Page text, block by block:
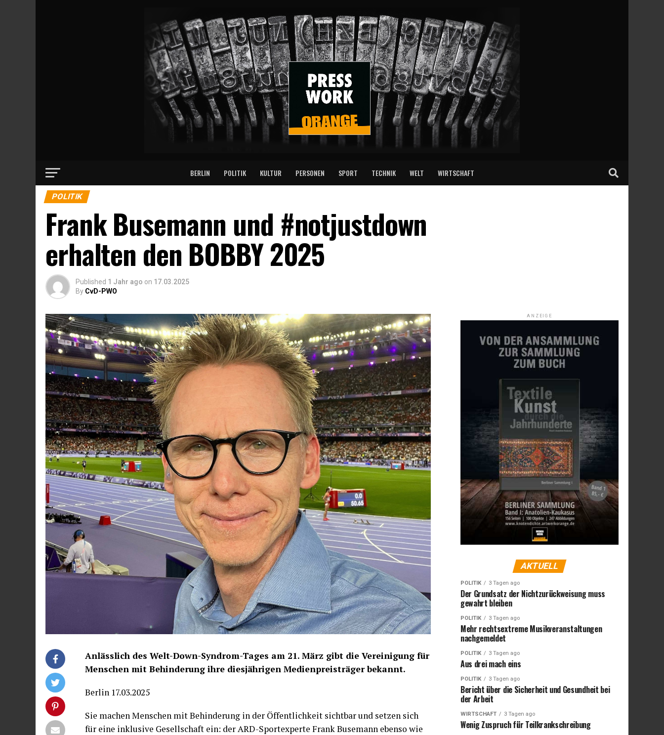
BERLIN POLITIK KULTUR PERSONEN SPORT TECHNIK WELT WIRTSCHAFT
POLITIK
Frank Busemann und #notjustdown
erhalten den BOBBY 2025
Published 1 Jahr ago on 17.03.2025
By CvD-PWO
Anlässlich des Welt-Down-Syndrom-Tages am 21. März gibt die Vereinigung für
Menschen mit Behinderung ihre diesjährigen Medienpreisträger bekannt.
Berlin 17.03.2025
Sie machen Menschen mit Behinderung in der Öffentlichkeit sichtbar und setzen sich
für eine inklusive Gesellschaft ein: der ARD-Sportexperte Frank Busemann ebenso wie
ANZEIGE
AKTUELL
POLITIK 3 Tagen ago
Der Grundsatz der Nichtzurückweisung muss
gewahrt bleiben
POLITIK 3 Tagen ago
Mehr rechtsextreme Musikveranstaltungen
nachgemeldet
POLITIK 3 Tagen ago
Aus drei mach eins
POLITIK 3 Tagen ago
Bericht über die Sicherheit und Gesundheit bei
der Arbeit
WIRTSCHAFT 3 Tagen ago
Wenig Zuspruch für Teilkrankschreibung